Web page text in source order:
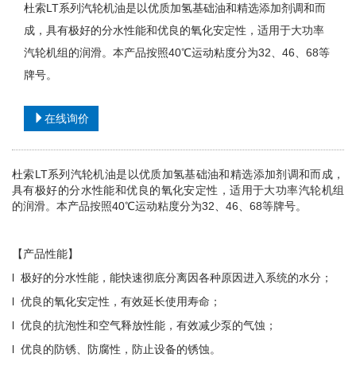
杜索LT系列汽轮机油是以优质加氢基础油和精选添加剂调和而
成，具有极好的分水性能和优良的氧化安定性，适用于大功率
汽轮机组的润滑。本产品按照40℃运动粘度分为32、46、68等
牌号。
在线询价
杜索LT系列汽轮机油是以优质加氢基础油和精选添加剂调和而成，
具有极好的分水性能和优良的氧化安定性，适用于大功率汽轮机组
的润滑。本产品按照40℃运动粘度分为32、46、68等牌号。
【产品性能】
l 极好的分水性能，能快速彻底分离因各种原因进入系统的水分；
l 优良的氧化安定性，有效延长使用寿命；
l 优良的抗泡性和空气释放性能，有效减少泵的气蚀；
l 优良的防锈、防腐性，防止设备的锈蚀。